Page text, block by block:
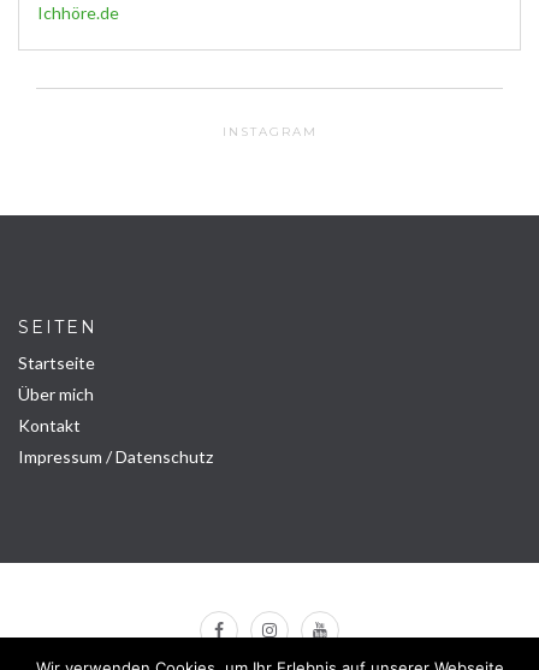
Ichhöre.de
INSTAGRAM
SEITEN
Startseite
Über mich
Kontakt
Impressum / Datenschutz